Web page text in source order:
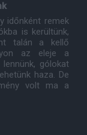
időnként remek
is kerültünk,
talán a kellő
az eleje a
lennünk, gólokat
haza. De
volt ma a